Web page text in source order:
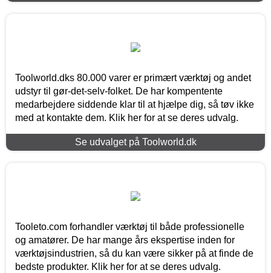
Toolworld.dks 80.000 varer er primært værktøj og andet
udstyr til gør-det-selv-folket. De har kompentente
medarbejdere siddende klar til at hjælpe dig, så tøv ikke
med at kontakte dem. Klik her for at se deres udvalg.
Se udvalget på Toolworld.dk
Tooleto.com forhandler værktøj til både professionelle
og amatører. De har mange års ekspertise inden for
værktøjsindustrien, så du kan være sikker på at finde de
bedste produkter. Klik her for at se deres udvalg.